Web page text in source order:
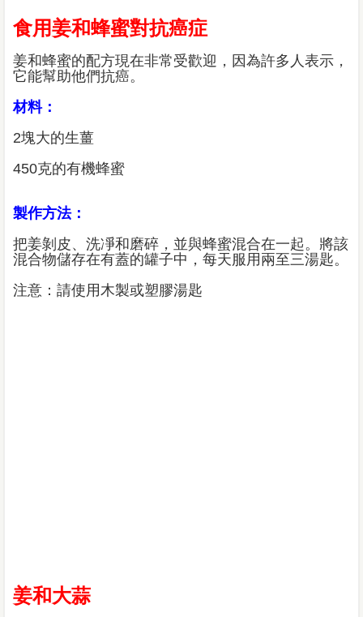
食用姜和蜂蜜對抗癌症
姜和蜂蜜的配方現在非常受歡迎，因為許多人表示，
它能幫助他們抗癌。
材料：
2塊大的生薑
450克的有機蜂蜜
製作方法：
把姜剝皮、洗凈和磨碎，並與蜂蜜混合在一起。將該
混合物儲存在有蓋的罐子中，每天服用兩至三湯匙。
注意：請使用木製或塑膠湯匙
姜和大蒜